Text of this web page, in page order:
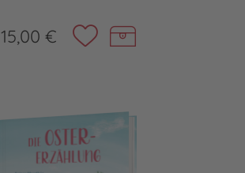
15,00 €